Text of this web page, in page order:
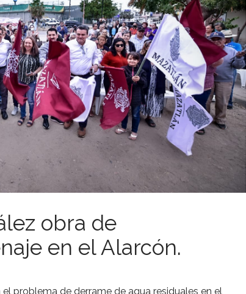
obra de
en el Alarcón.
problema de derrame de agua residuales en el